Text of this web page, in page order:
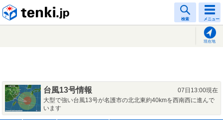
検索 メニュー
現在地
台風13号情報
07日13:00現在
大型で強い台風13号が名護市の北北東約40kmを西南西に進んで
います